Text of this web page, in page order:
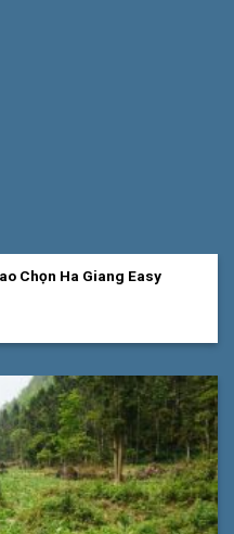
Chọn Ha Giang Easy